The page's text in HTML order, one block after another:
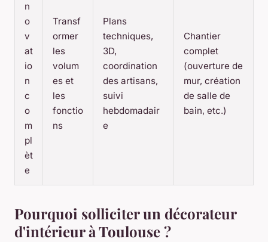
n
o
v
at
io
n
c
o
m
pl
èt
e
Transf
ormer
les
volum
es et
les
fonctio
ns
Plans
techniques,
3D,
coordination
des artisans,
suivi
hebdomadair
e
Chantier
complet
(ouverture de
mur, création
de salle de
bain, etc.)
Pourquoi solliciter un décorateur
d'intérieur à Toulouse ?